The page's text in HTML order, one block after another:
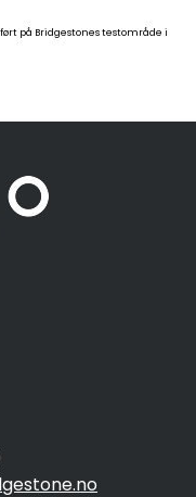
på Bridgestones testområde i